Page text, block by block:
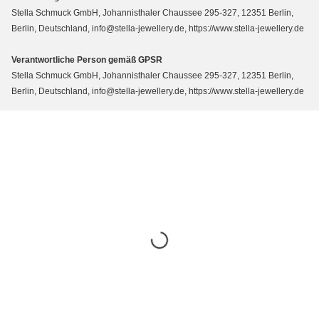
Stella Schmuck GmbH, Johannisthaler Chaussee 295-327, 12351 Berlin,
Berlin, Deutschland, info@stella-jewellery.de, https://www.stella-jewellery.de
Verantwortliche Person gemäß GPSR
Stella Schmuck GmbH, Johannisthaler Chaussee 295-327, 12351 Berlin,
Berlin, Deutschland, info@stella-jewellery.de, https://www.stella-jewellery.de